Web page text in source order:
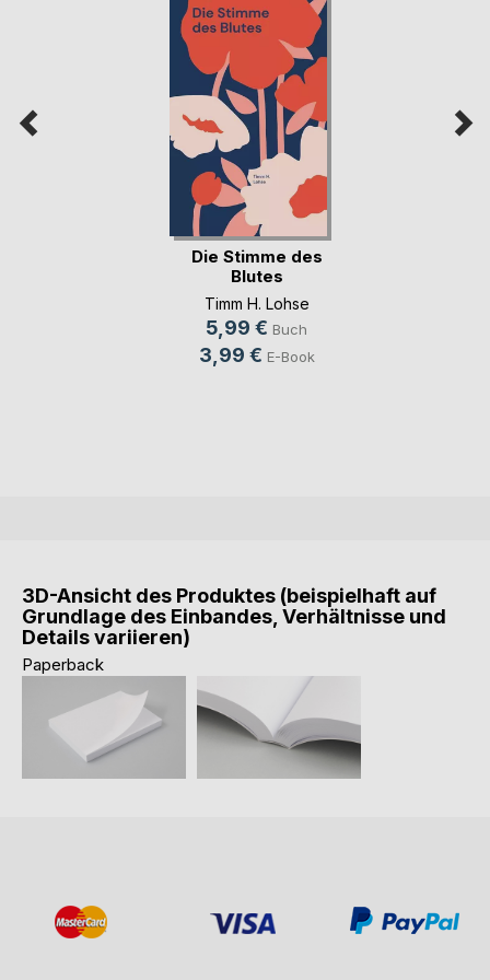
Die Stimme des
Blutes
Timm H. Lohse
5,99 € Buch
3,99 € E-Book
3D-Ansicht des Produktes (beispielhaft auf
Grundlage des Einbandes, Verhältnisse und
Details variieren)
Paperback